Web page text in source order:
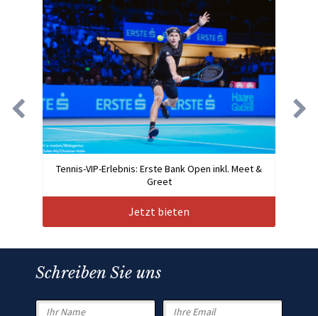
Tennis-VIP-Erlebnis: Erste Bank Open inkl. Meet &
Greet
Jetzt bieten
Schreiben Sie uns